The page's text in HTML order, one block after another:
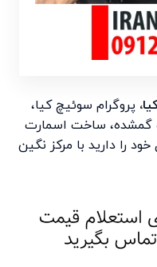
پروگرام سوئیچ کیا،
ساخت اسمارت
را دارید با مرکز نگین